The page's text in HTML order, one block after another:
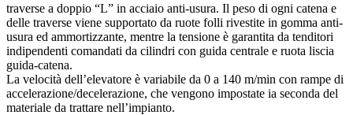
traverse a doppio “L” in acciaio anti-usura. Il peso di ogni catena e
delle traverse viene supportato da ruote folli rivestite in gomma anti-
usura ed ammortizzante, mentre la tensione è garantita da tenditori
indipendenti comandati da cilindri con guida centrale e ruota liscia
guida-catena.
La velocità dell’elevatore è variabile da 0 a 140 m/min con rampe di
accelerazione/decelerazione, che vengono impostate ia seconda del
materiale da trattare nell’impianto.